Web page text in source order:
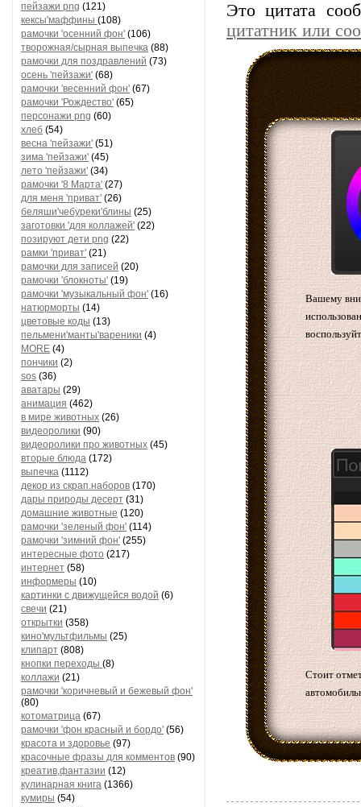
пейзажи png (121)
кексы'маффины (108)
рамочки 'осенний фон' (106)
творожная/сырная выпечка (88)
рамочки для поздравлений (73)
осень 'пейзажи' (68)
рамочки 'весенний фон' (67)
рамочки 'Рождество' (65)
персонажи png (60)
хлеб (54)
весна 'пейзажи' (51)
зима 'пейзажи' (45)
лето 'пейзажи' (34)
рамочки '8 Марта' (27)
для меня 'приват' (26)
беляши'чебуреки'блины (25)
заготовки 'для коллажей' (22)
позируют дети png (22)
рамки 'приват' (21)
рамочки для записей (20)
рамочки 'блокноты' (19)
рамочки 'музыкальный фон' (16)
натюрморты (14)
цветовые коды (13)
пельмени'манты'вареники (4)
MORE (4)
пончики (2)
sos (36)
аватары (29)
анимация (462)
в мире животных (26)
видеоролики (90)
видеоролики про животных (45)
вторые блюда (172)
выпечка (1112)
декор из скрап.наборов (170)
дары природы десерт (31)
домашние животные (120)
рамочки 'зеленый фон' (114)
рамочки 'зимний фон' (255)
интересные фото (217)
интернет (58)
информеры (10)
картинки с движущейся водой (6)
свечи (21)
открытки (358)
кино'мультфильмы (25)
клипарт (808)
кнопки переходы (8)
коллажи (21)
рамочки 'коричневый и бежевый фон'
(80)
котоматрица (67)
рамочки 'фон красный и бордо' (56)
красота и здоровье (97)
красочные фразы для комментов (90)
креатив,фантазии (12)
кулинарная книга (1366)
кумиры (54)
Это цитата
цитатник или
Вашему
Стоит